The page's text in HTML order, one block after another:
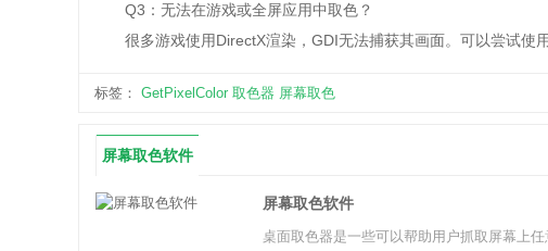
‌Q3：无法在游戏或全屏应用中取色？‌
很多游戏使用DirectX渲染，GDI无法捕获其画面。可以尝试使
标签： GetPixelColor 取色器 屏幕取色
屏幕取色软件
屏幕取色软件
桌面取色器是一些可以帮助用户抓取屏幕上